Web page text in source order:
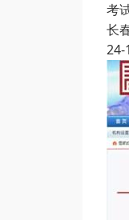
考
长
24-